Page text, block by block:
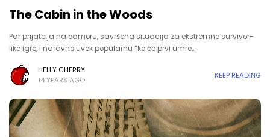
The Cabin in the Woods
Par prijatelja na odmoru, savršena situacija za ekstremne survivor-
like igre, i naravno uvek popularnu “ko će prvi umre…
HELLY CHERRY
14 YEARS AGO
KEEP READING